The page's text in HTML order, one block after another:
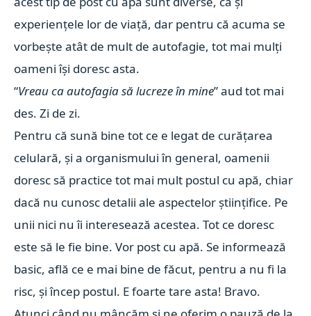
experiențele lor de viață, dar pentru că acuma se
vorbește atât de mult de autofagie, tot mai mulți
oameni își doresc asta.
“Vreau ca autofagia să lucreze în mine” aud tot mai
des. Zi de zi.
Pentru că sună bine tot ce e legat de curățarea
celulară, și a organismului în general, oamenii
doresc să practice tot mai mult postul cu apă, chiar
dacă nu cunosc detalii ale aspectelor științifice. Pe
unii nici nu îi interesează acestea. Tot ce doresc
este să le fie bine. Vor post cu apă. Se informează
basic, află ce e mai bine de făcut, pentru a nu fi la
risc, și încep postul. E foarte tare asta! Bravo.